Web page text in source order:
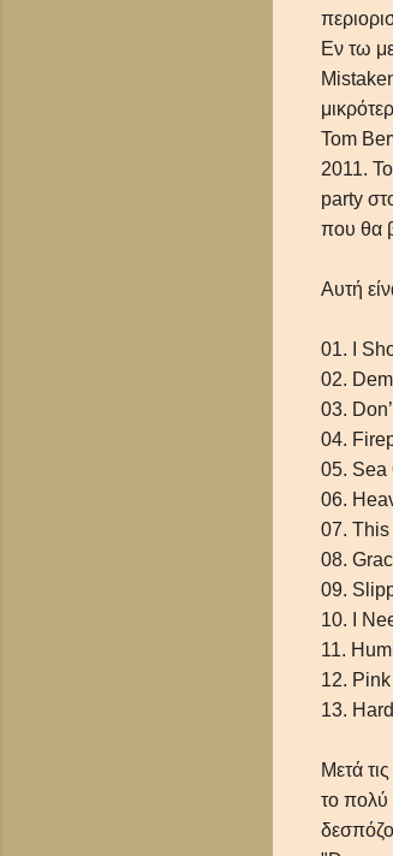
Εν τω
Tom
2011.
party
που θα
Αυτή
01. I
02.
03.
04.
05. Sea
06.
07. This
08.
09.
10. I
11.
12.
13.
Μετά
το πολύ